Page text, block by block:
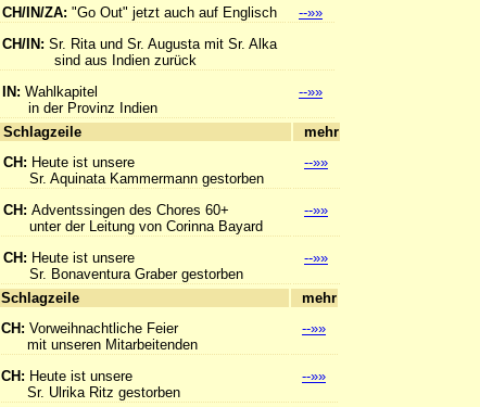
CH/IN/ZA: "Go Out" jetzt auch auf Englisch
--»»
CH/IN: Sr. Rita und Sr. Augusta mit Sr. Alka
sind aus Indien zurück
IN: Wahlkapitel
in der Provinz Indien
--»»
Schlagzeile
mehr
CH: Heute ist unsere
Sr. Aquinata Kammermann gestorben
--»»
CH: Adventssingen des Chores 60+
unter der Leitung von Corinna Bayard
--»»
CH: Heute ist unsere
Sr. Bonaventura Graber gestorben
--»»
Schlagzeile
mehr
CH: Vorweihnachtliche Feier
mit unseren Mitarbeitenden
--»»
CH: Heute ist unsere
Sr. Ulrika Ritz gestorben
--»»